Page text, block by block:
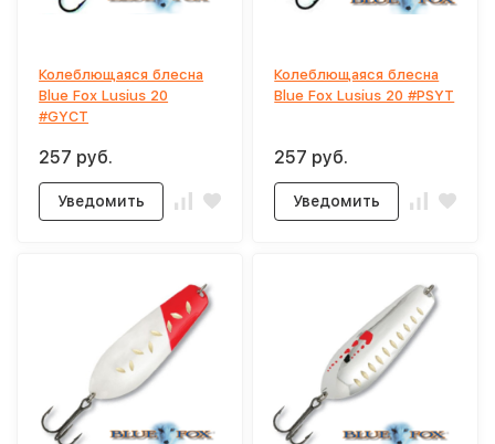
Колеблющаяся блесна
Blue Fox Lusius 20
#GYCT
257 руб.
Уведомить
Колеблющаяся блесна
Blue Fox Lusius 20 #PSYT
257 руб.
Уведомить